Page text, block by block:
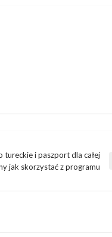
i paszport dla całej
jak skorzystać z programu